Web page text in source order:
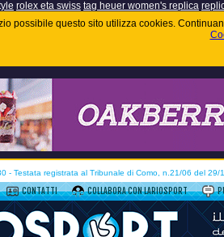
rolex eta swiss tag heuer women's replica
possibile questo sito utilizza cookies.
- Testata registrata al Tribunale di Como, n.21/06 del 29/
CONTATTI COLLABORA CON LARIOSPORT